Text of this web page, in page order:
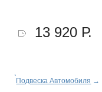
13 920 Р.
Подвеска Автомобиля →